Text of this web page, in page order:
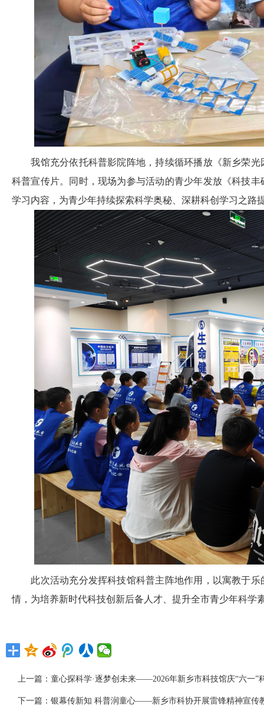
我馆充分依托科普影院阵地，持续循环播放《新乡荣光
科普宣传片。同时，现场为参与活动的青少年发放《科技
学习内容，为青少年持续探索科学奥秘、深耕科创学习之路
此次活动充分发挥科技馆科普主阵地作用，以寓教于乐
情，为培养新时代科技创新后备人才、提升全市青少年科学
上一篇： 童心探科学·逐梦创未来——2026年新乡市科技馆庆“六一”
下一篇： 银幕传新知 科普润童心——新乡市科协开展雷锋精神宣传